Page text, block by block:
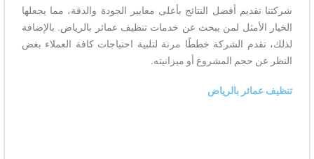
شركتنا تقديم أفضل النتائج بأعلى معايير الجودة والدقة، مما يجعلها
الخيار الأمثل لمن يبحث عن خدمات تنظيف عمائر بالرياض. بالإضافة
لذلك، تقدم الشركة خططًا مرنة لتلبية احتياجات كافة العملاء بغض
النظر عن حجم المشروع أو ميزانيته.
تنظيف عمائر بالرياض